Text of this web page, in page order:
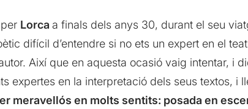
Lorca a finals dels anys 30, durant el seu
difícil d’entendre si no ets un expert en el
Així que en aquesta ocasió vaig intentar, i
expertes en la interpretació dels seus textos, i
meravellós en molts sentits: posada en